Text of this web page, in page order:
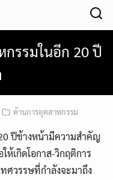
รรมในอีก 20 ปี
ด้านการอุตสาหกรรม
ปีข้างหน้ามีความสำคัญ
ห้เกิดโอกาส-วิกฤติการ
ศวรรษที่กำลังจะมาถึง